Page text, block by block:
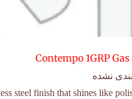
Contempo 1GRP
نشده
steel finish that shines like